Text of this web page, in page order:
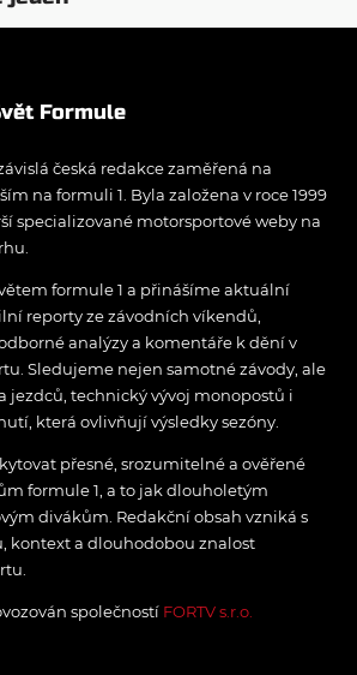
Formule
česká redakce zaměřená na
na formuli 1. Byla založena v roce 1999
specializované motorsportové weby na
formule 1 a přinášíme aktuální
reporty ze závodních víkendů,
analýzy a komentáře k dění v
Sledujeme nejen samotné závody, ale
jezdců, technický vývoj monopostů i
která ovlivňují výsledky sezóny.
přesné, srozumitelné a ověřené
formule 1, a to jak dlouholetým
divákům. Redakční obsah vzniká s
kontext a dlouhodobou znalost
společností FORTV s.r.o.